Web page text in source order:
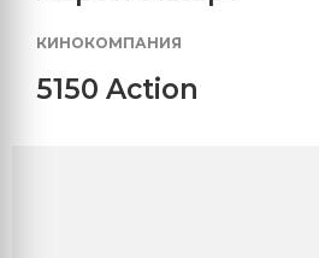
КИНОКОМПАНИЯ
5150 Action